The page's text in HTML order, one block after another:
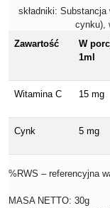
składniki:
cynku),
Zawartość
W
1ml
Witamina C 15 mg
Cynk 5 mg
%RWS – referencyjna
MASA NETTO: 30g